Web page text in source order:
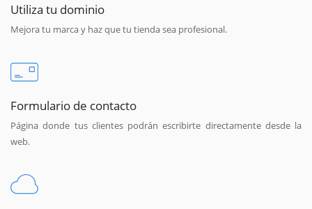
Utiliza tu dominio
Mejora tu marca y haz que tu tienda sea profesional.
Formulario de contacto
Página donde tus clientes podrán escribirte directamente desde la
web.